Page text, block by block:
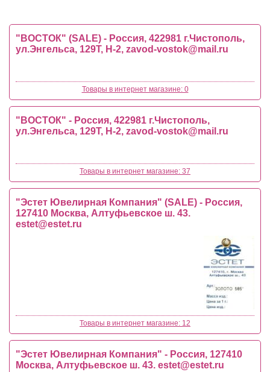
"ВОСТОК" (SALE) - Россия, 422981 г.Чистополь,
ул.Энгельса, 129Т, Н-2, zavod-vostok@mail.ru
Товары в интернет магазине: 0
"ВОСТОК" - Россия, 422981 г.Чистополь,
ул.Энгельса, 129Т, Н-2, zavod-vostok@mail.ru
Товары в интернет магазине: 37
"Эстет Ювелирная Компания" (SALE) - Россия,
127410 Москва, Алтуфьевское ш. 43.
estet@estet.ru
Товары в интернет магазине: 12
"Эстет Ювелирная Компания" - Россия, 127410
Москва, Алтуфьевское ш. 43. estet@estet.ru